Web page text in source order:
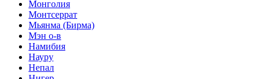
Монголия
Монтсеррат
Мьянма (Бирма)
Мэн о-в
Намибия
Науру
Непал